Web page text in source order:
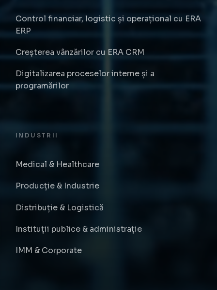
Control financiar, logistic și operațional cu ERA
ERP
Creșterea vânzărilor cu ERA CRM
Digitalizarea proceselor interne și a
programărilor
INDUSTRII
Medical & Healthcare
Producție & Industrie
Distribuție & Logistică
Instituții publice & administrație
IMM & Corporate